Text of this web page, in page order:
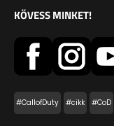
KÖVESS MINKET!
#CallofDuty #cikk #CoD